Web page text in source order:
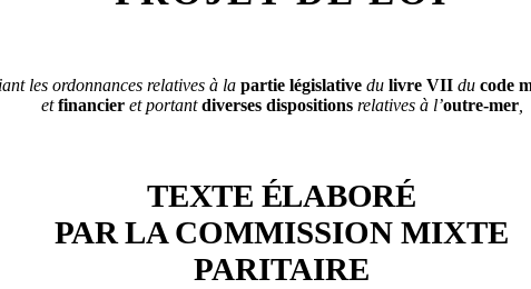
les ordonnances relatives à la partie législative du livre VII du code
etfinancieret portantdiverses dispositions relatives à l’outre-mer,
TEXTE ÉLABORÉ
PARLA COMMISSION MIXTE
PARITAIRE